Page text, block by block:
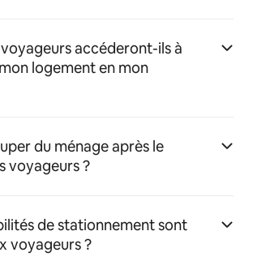
accéderont-ils à
logement en mon
du ménage après le
voyageurs ?
de stationnement sont
voyageurs ?